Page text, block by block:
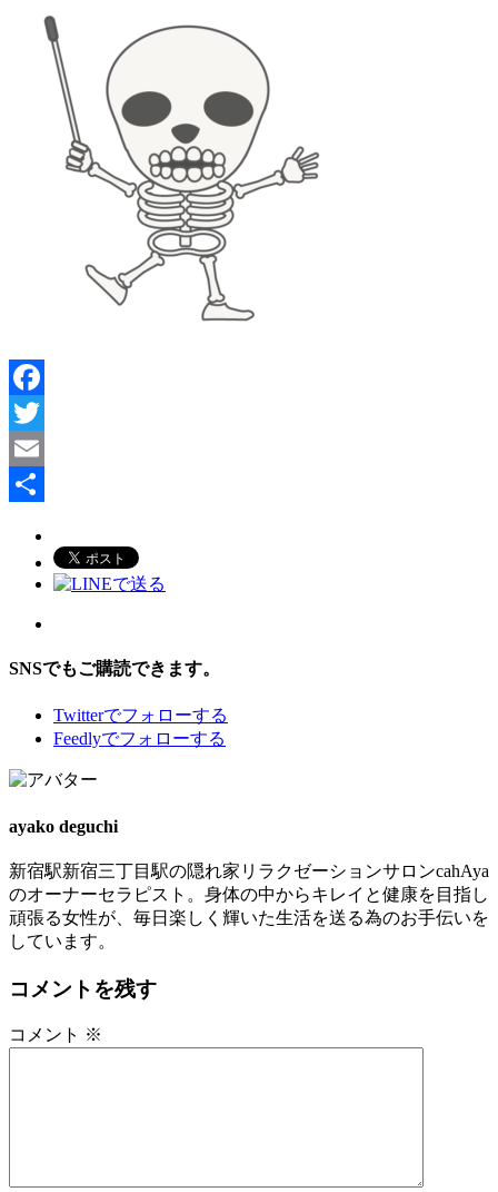
Facebook
Twitter
Email
SNSでもご購読できます。
Twitterでフォローする
Feedlyでフォローする
ayako deguchi
新宿駅新宿三丁目駅の隠れ家リラクゼーションサロンcahAya
のオーナーセラピスト。身体の中からキレイと健康を目指し
頑張る女性が、毎日楽しく輝いた生活を送る為のお手伝いを
しています。
コメントを残す
コメント ※